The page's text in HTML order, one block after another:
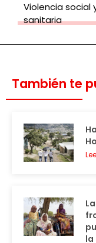
Violencia social
sanitaria
También te
la